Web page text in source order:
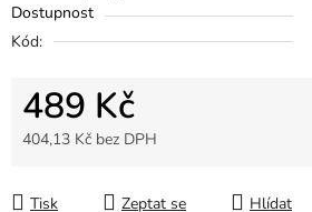
Dostupnost
Kód:
489 Kč
404,13 Kč bez DPH
Tisk
Zeptat se Hlídat